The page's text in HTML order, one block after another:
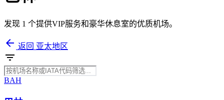
发现 1 个提供VIP服务和豪华休息室的优质机场。
arrow_back 返回 亚太地区
filter_list
BAH